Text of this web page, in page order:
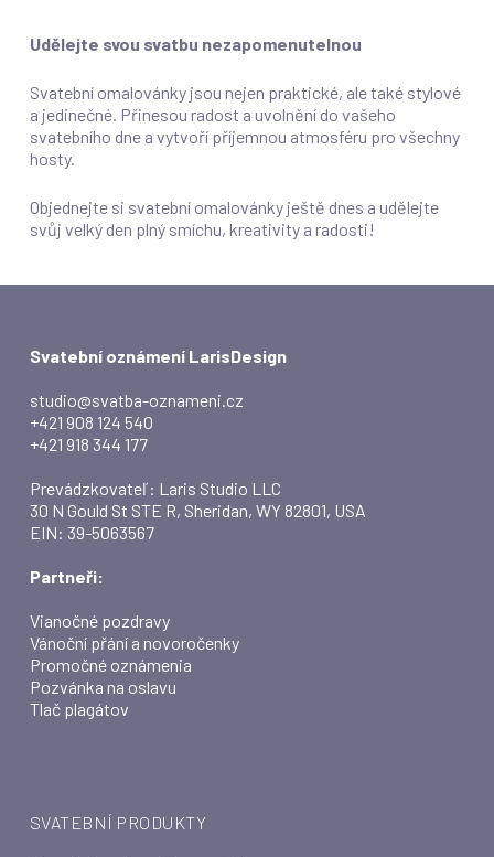
Udělejte svou svatbu nezapomenutelnou
Svatební omalovánky jsou nejen praktické, ale také stylové
a jedinečné. Přinesou radost a uvolnění do vašeho
svatebního dne a vytvoří příjemnou atmosféru pro všechny
hosty.
Objednejte si svatební omalovánky ještě dnes a udělejte
svůj velký den plný smíchu, kreativity a radosti!
Svatební oznámení LarisDesign
studio@svatba-oznameni.cz
+421 908 124 540
+421 918 344 177
Prevádzkovateľ: Laris Studio LLC
30 N Gould St STE R, Sheridan, WY 82801, USA
EIN: 39-5063567
Partneři:
Vianočné pozdravy
Vánoční přání a novoročenky
Promočné oznámenia
Pozvánka na oslavu
Tlač plagátov
SVATEBNÍ PRODUKTY